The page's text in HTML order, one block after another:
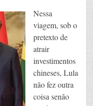
Nessa
viagem, sob o
pretexto de
atrair
investimentos
chineses, Lula
não fez outra
coisa senão